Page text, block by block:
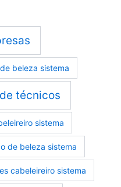
beleza sistema
técnicos
sistema
de beleza sistema
cabeleireiro sistema